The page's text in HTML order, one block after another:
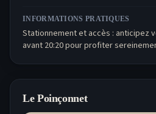
INFORMATIONS PRATIQUES
Stationnement et accès : anticipez
avant 20:20 pour profiter
Le Poinçonnet